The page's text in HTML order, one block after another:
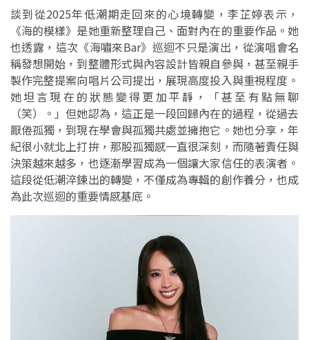
談到從2025年低潮期走回來的心境轉變，李芷婷表示，
《海的模樣》是她重新整理自己、面對內在的重要作品。她
也透露，這次《海嘯來Bar》巡迴不只是演出，從演唱會名
稱發想開始，到整體形式與內容設計皆親自參與，甚至親手
製作完整提案向唱片公司提出，展現高度投入與重視程度。
她坦言現在的狀態變得更加平靜，「甚至有點無聊
（笑）。」但她認為，這正是一段回歸內在的過程，從過去
厭倦孤獨，到現在學會與孤獨共處並擁抱它。她也分享，年
紀很小就北上打拚，那股孤獨感一直很深刻，而隨著責任與
決策越來越多，也逐漸學習成為一個讓大家信任的表演者。
這段從低潮淬鍊出的轉變，不僅成為專輯的創作養分，也成
為此次巡迴的重要情感基底。